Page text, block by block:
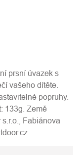
prsní úvazek s
vašeho dítěte.
popruhy.
133g. Země
Fabiánova